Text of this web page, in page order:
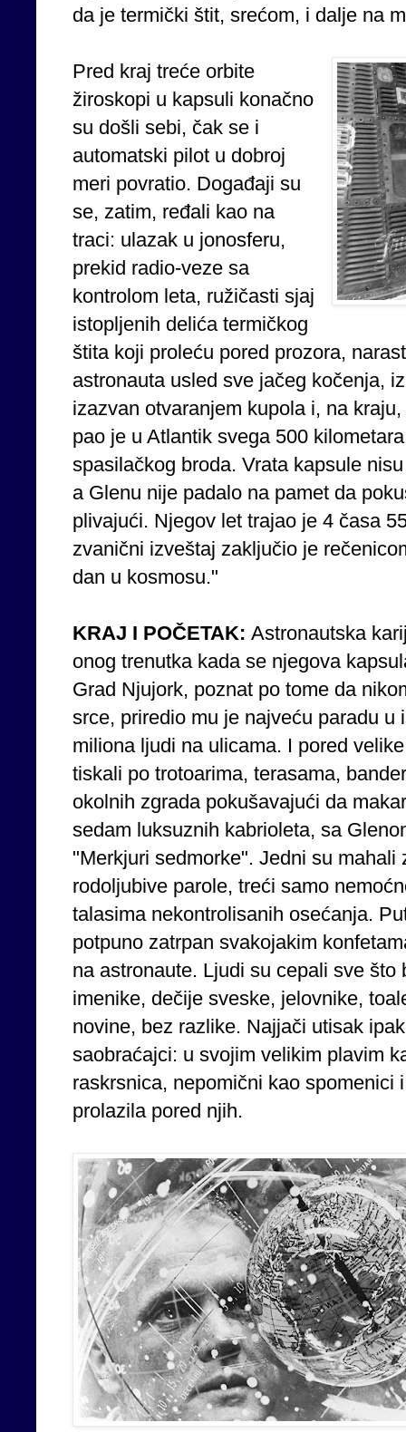
da je termički štit, srećom, i dalje na
Pred kraj treće orbite
žiroskopi u kapsuli konačno
su došli sebi, čak se i
automatski pilot u dobroj
meri povratio. Događaji su
se, zatim, ređali kao na
traci: ulazak u jonosferu,
prekid radio-veze sa
kontrolom leta, ružičasti sjaj
istopljenih delića termičkog
štita koji proleću pored prozora,
astronauta usled sve jačeg kočenja,
izazvan otvaranjem kupola i, na
pao je u Atlantik svega 500
spasilačkog broda. Vrata kapsule
a Glenu nije padalo na pamet da
plivajući. Njegov let trajao je 4 časa
zvanični izveštaj zaključio je
dan u kosmosu."
KRAJ I POČETAK: Astronautska
onog trenutka kada se njegova
Grad Njujork, poznat po tome da
srce, priredio mu je najveću paradu u
miliona ljudi na ulicama. I pored
tiskali po trotoarima, terasama,
okolnih zgrada pokušavajući da
sedam luksuznih kabrioleta, sa
"Merkjuri sedmorke". Jedni su
rodoljubive parole, treći samo
talasima nekontrolisanih osećanja.
potpuno zatrpan svakojakim
na astronaute. Ljudi su cepali sve
imenike, dečije sveske, jelovnike,
novine, bez razlike. Najjači utisak
saobraćajci: u svojim velikim plavim
raskrsnica, nepomični kao spomenici
prolazila pored njih.